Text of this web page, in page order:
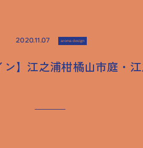
2020.11.07 aroma design
ン】江之浦柑橘山市庭・